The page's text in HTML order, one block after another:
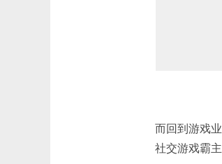
而回到游戏
社交游戏霸主